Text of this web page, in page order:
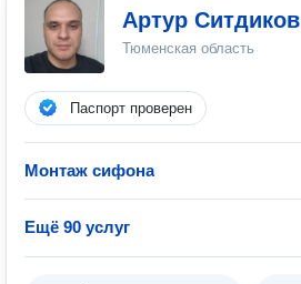
Артур Ситдиков
Тюменская область
Паспорт проверен
Монтаж сифона
Ещё 90 услуг